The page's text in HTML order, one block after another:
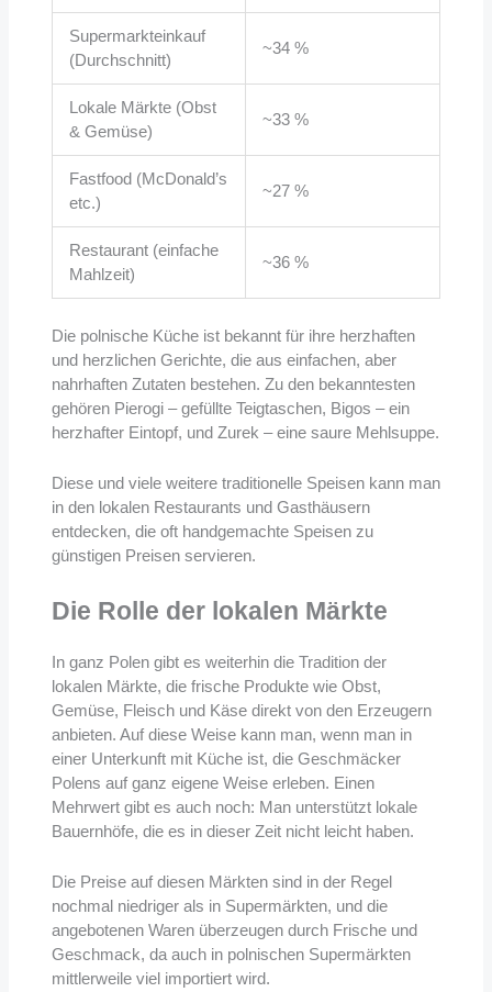
Supermarkteinkauf
(Durchschnitt)
~34 %
Lokale Märkte (Obst
& Gemüse)
~33 %
Fastfood (McDonald’s
etc.)
~27 %
Restaurant (einfache
Mahlzeit)
~36 %
Die polnische Küche ist bekannt für ihre herzhaften
und herzlichen Gerichte, die aus einfachen, aber
nahrhaften Zutaten bestehen. Zu den bekanntesten
gehören Pierogi – gefüllte Teigtaschen, Bigos – ein
herzhafter Eintopf, und Zurek – eine saure Mehlsuppe.
Diese und viele weitere traditionelle Speisen kann man
in den lokalen Restaurants und Gasthäusern
entdecken, die oft handgemachte Speisen zu
günstigen Preisen servieren.
Die Rolle der lokalen Märkte
In ganz Polen gibt es weiterhin die Tradition der
lokalen Märkte, die frische Produkte wie Obst,
Gemüse, Fleisch und Käse direkt von den Erzeugern
anbieten. Auf diese Weise kann man, wenn man in
einer Unterkunft mit Küche ist, die Geschmäcker
Polens auf ganz eigene Weise erleben. Einen
Mehrwert gibt es auch noch: Man unterstützt lokale
Bauernhöfe, die es in dieser Zeit nicht leicht haben.
Die Preise auf diesen Märkten sind in der Regel
nochmal niedriger als in Supermärkten, und die
angebotenen Waren überzeugen durch Frische und
Geschmack, da auch in polnischen Supermärkten
mittlerweile viel importiert wird.